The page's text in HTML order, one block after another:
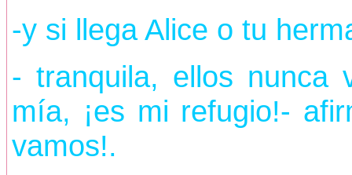
-y si llega Alice o tu
- tranquila, ellos nunca
mía, ¡es mi refugio!-
vamos!.